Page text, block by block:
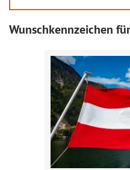
Wunschkennzeichen